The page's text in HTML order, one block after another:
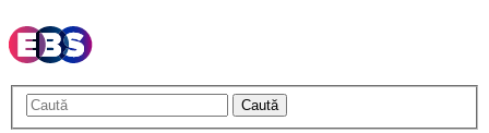
Caută